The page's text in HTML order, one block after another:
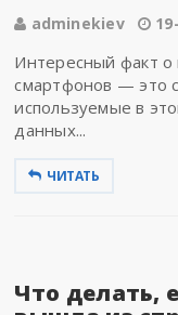
adminekiev
Интересный факт о
смартфонов — это
используемые в
данных...
ЧИТАТЬ
Что делать,